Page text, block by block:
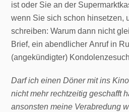
ist oder Sie an der
wenn Sie sich schon hinsetzen,
schreiben: Warum dann nicht
Brief, ein abendlicher Anruf in
(angekündigter)
Darf ich einen Döner mit ins
nicht mehr rechtzeitig geschafft
ansonsten meine Verabredung